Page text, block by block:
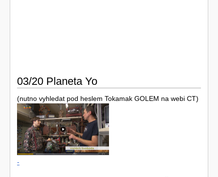
03/20 Planeta Yo
(nutno vyhledat pod heslem Tokamak GOLEM na webi CT)
-